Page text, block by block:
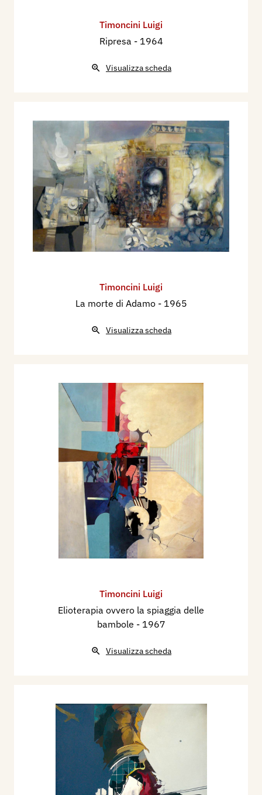
Timoncini Luigi
Ripresa - 1964
Visualizza scheda
Timoncini Luigi
La morte di Adamo - 1965
Visualizza scheda
Timoncini Luigi
Elioterapia ovvero la spiaggia delle
bambole - 1967
Visualizza scheda